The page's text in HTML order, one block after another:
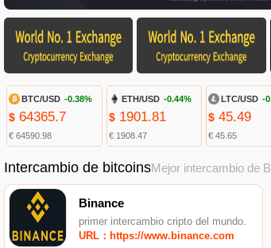
BTC/USD -0.38%
$ 64365.7
€ 64590.98
ETH/USD -0.44%
$1901.81
€ 1908.47
LTC/USD -
$45.49
€ 45.65
Intercambio de bitcoinsMejor intercambio de
Binance
primer intercambio cripto del mundo.
URL：https://www.binance.com